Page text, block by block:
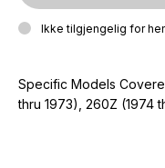
Ikke tilgjengelig for
Specific Models
thru 1973), 260Z (1974